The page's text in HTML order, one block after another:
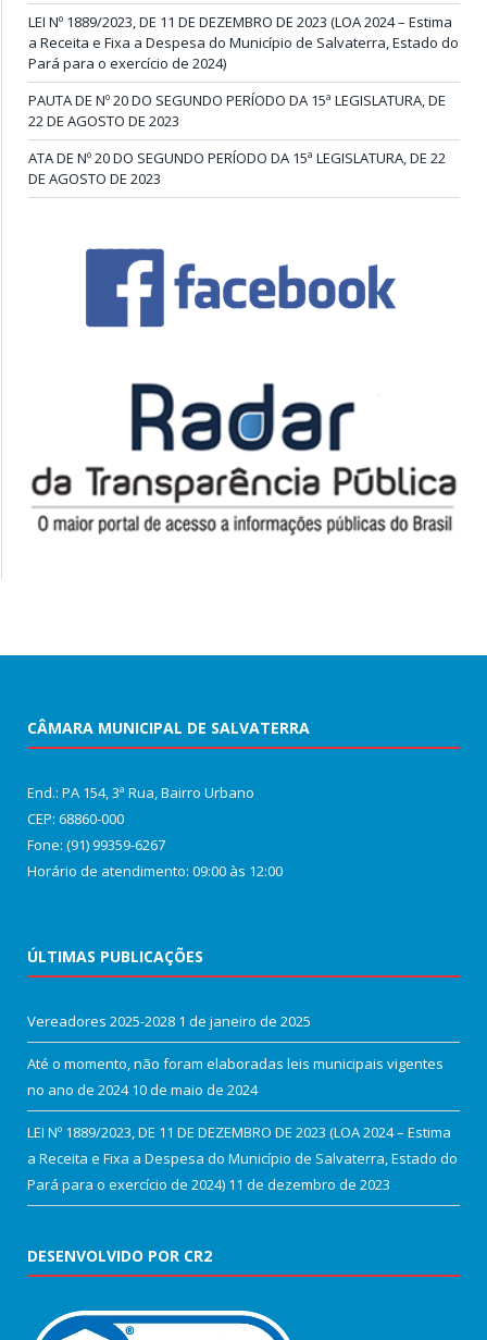
LEI Nº 1889/2023, DE 11 DE DEZEMBRO DE 2023 (LOA 2024 – Estima
a Receita e Fixa a Despesa do Município de Salvaterra, Estado do
Pará para o exercício de 2024)
PAUTA DE Nº 20 DO SEGUNDO PERÍODO DA 15ª LEGISLATURA, DE
22 DE AGOSTO DE 2023
ATA DE Nº 20 DO SEGUNDO PERÍODO DA 15ª LEGISLATURA, DE 22
DE AGOSTO DE 2023
CÂMARA MUNICIPAL DE SALVATERRA
End.: PA 154, 3ª Rua, Bairro Urbano
CEP: 68860‑000
Fone: (91) 99359-6267
Horário de atendimento: 09:00 às 12:00
ÚLTIMAS PUBLICAÇÕES
Vereadores 2025-2028 1 de janeiro de 2025
Até o momento, não foram elaboradas leis municipais vigentes
no ano de 2024 10 de maio de 2024
LEI Nº 1889/2023, DE 11 DE DEZEMBRO DE 2023 (LOA 2024 – Estima
a Receita e Fixa a Despesa do Município de Salvaterra, Estado do
Pará para o exercício de 2024) 11 de dezembro de 2023
DESENVOLVIDO POR CR2